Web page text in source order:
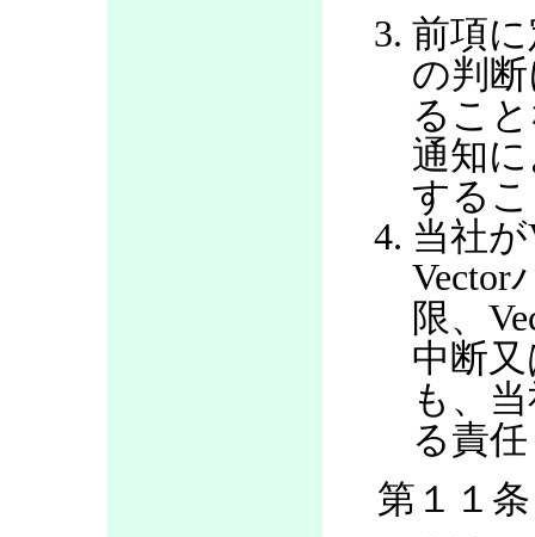
前項
の判
るこ
通知
する
当社
Vector
限、
中断
も、
る責
第１１